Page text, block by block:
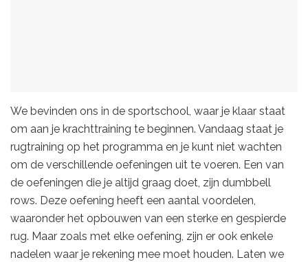
We bevinden ons in de sportschool, waar je klaar staat
om aan je krachttraining te beginnen. Vandaag staat je
rugtraining op het programma en je kunt niet wachten
om de verschillende oefeningen uit te voeren. Een van
de oefeningen die je altijd graag doet, zijn dumbbell
rows. Deze oefening heeft een aantal voordelen,
waaronder het opbouwen van een sterke en gespierde
rug. Maar zoals met elke oefening, zijn er ook enkele
nadelen waar je rekening mee moet houden. Laten we